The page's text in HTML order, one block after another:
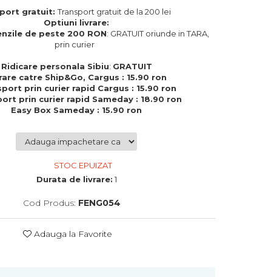
gratuit:Transport gratuit de la 200 lei
Optiuni livrare:
de peste 200 RON: GRATUIT oriunde in TARA,
prin curier
Ridicare personala Sibiu: GRATUIT
catre Ship&Go, Cargus : 15.90 ron
prin curier rapid Cargus : 15.90 ron
prin curier rapid Sameday : 18.90 ron
Easy Box Sameday : 15.90 ron
STOC EPUIZAT
Durata de livrare: 1
Cod Produs: FENG054
Adauga la Favorite